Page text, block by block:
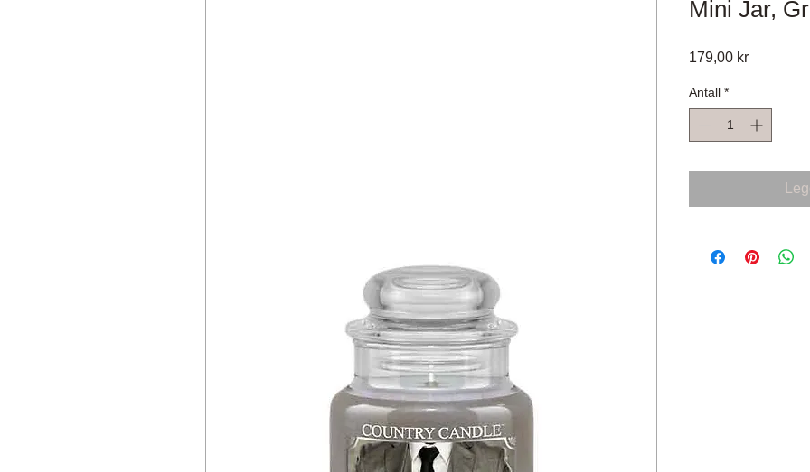
Mini Jar,
179,00 krPris
Antall *